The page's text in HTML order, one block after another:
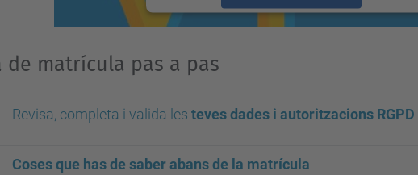
powered by
de matrícula pas a pas
Revisa, completa i valida les teves dades i autoritzacions RGPD
Coses que has de saber abans de la matrícula